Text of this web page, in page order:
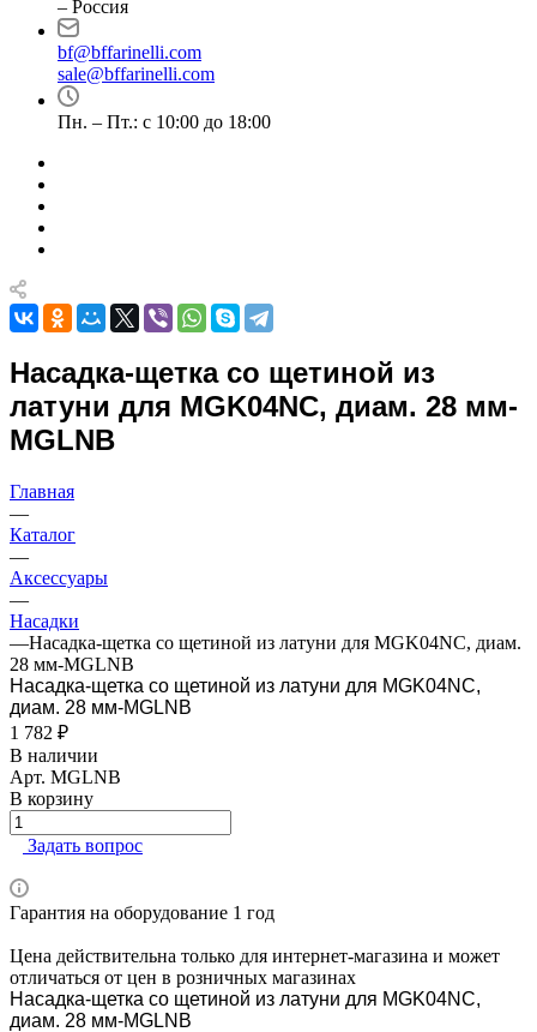
– Россия
bf@bffarinelli.com
sale@bffarinelli.com
Пн. – Пт.: с 10:00 до 18:00
Насадка-щетка со щетиной из
латуни для MGK04NC, диам. 28 мм-
MGLNB
Главная
—
Каталог
—
Аксессуары
—
Насадки
—Насадка-щетка со щетиной из латуни для MGK04NC, диам.
28 мм-MGLNB
Насадка-щетка со щетиной из латуни для MGK04NC,
диам. 28 мм-MGLNB
1 782 ₽
В наличии
Арт. MGLNB
В корзину
Задать вопрос
Гарантия на оборудование 1 год
Цена действительна только для интернет-магазина и может
отличаться от цен в розничных магазинах
Насадка-щетка со щетиной из латуни для MGK04NC,
диам. 28 мм-MGLNB